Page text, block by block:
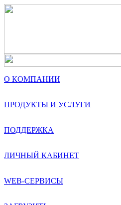
О КОМПАНИИ
ПРОДУКТЫ И УСЛУГИ
ПОДДЕРЖКА
ЛИЧНЫЙ КАБИНЕТ
WEB-СЕРВИСЫ